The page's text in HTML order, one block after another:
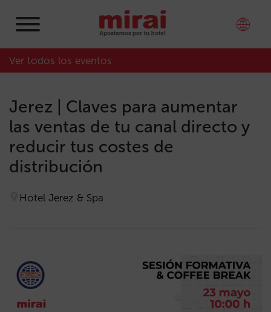
Ver todos los eventos
Jerez | Claves para aumentar
las ventas de tu canal directo y
reducir tus costes de
distribución
Hotel Jerez & Spa